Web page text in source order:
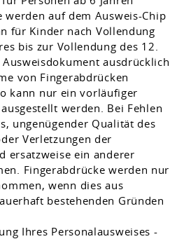
werden auf dem Ausweis-Chip
für Kinder nach Vollendung
bis zur Vollendung des 12.
ausdrücklich
von Fingerabdrücken
kann nur ein vorläufiger
werden. Bei Fehlen
ungenügender Qualität des
Verletzungen der
ersatzweise ein anderer
Fingerabdrücke werden nur
wenn dies aus
bestehenden Gründen
Ihres Personalausweises -